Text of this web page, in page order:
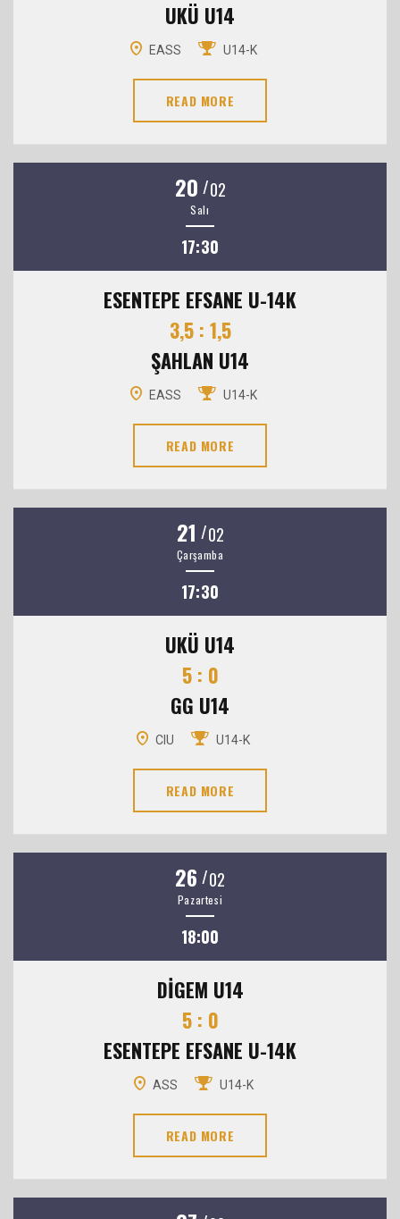
UKÜ U14
EASS U14-K
READ MORE
20 /02
Salı
17:30
ESENTEPE EFSANE U-14K
3,5 : 1,5
ŞAHLAN U14
EASS U14-K
READ MORE
21 /02
Çarşamba
17:30
UKÜ U14
5 : 0
GG U14
CIU U14-K
READ MORE
26 /02
Pazartesi
18:00
DİGEM U14
5 : 0
ESENTEPE EFSANE U-14K
ASS U14-K
READ MORE